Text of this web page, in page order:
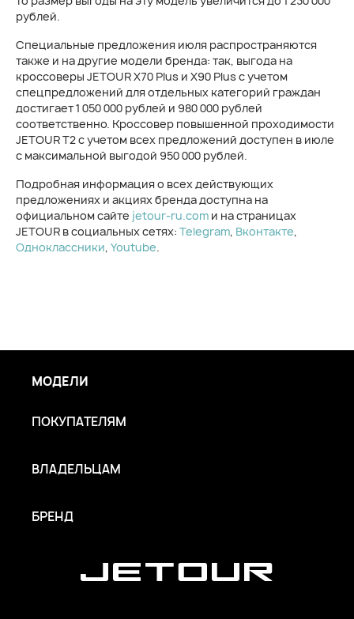
рублей.
Специальные предложения июля распространяются
также и на другие модели бренда: так, выгода на
кроссоверы JETOUR X70 Plus и X90 Plus с учетом
спецпредложений для отдельных категорий граждан
достигает 1 050 000 рублей и 980 000 рублей
соответственно. Кроссовер повышенной проходимости
JETOUR T2 с учетом всех предложений доступен в июле
с максимальной выгодой 950 000 рублей.
Подробная информация о всех действующих
предложениях и акциях бренда доступна на
официальном сайте jetour-ru.com и на страницах
JETOUR в социальных сетях: Telegram, Вконтакте,
Одноклассники, Youtube.
МОДЕЛИ
ПОКУПАТЕЛЯМ
ВЛАДЕЛЬЦАМ
БРЕНД